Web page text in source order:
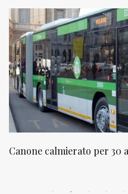
Atm NATUROPATIA